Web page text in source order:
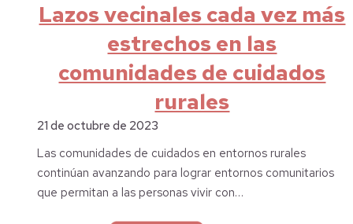
Lazos vecinales cada vez más
estrechos en las
comunidades de cuidados
rurales
21 de octubre de 2023
Las comunidades de cuidados en entornos rurales
continúan avanzando para lograr entornos comunitarios
que permitan a las personas vivir con…